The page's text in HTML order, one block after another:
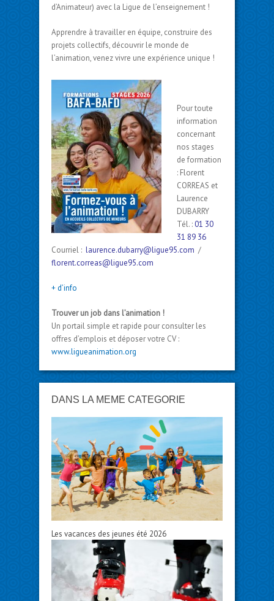
d’Animateur) avec la Ligue de l’enseignement !
Apprendre à travailler en équipe, construire des
projets collectifs, découvrir le monde de
l’animation, venez vivre une expérience unique !
Pour toute
information
concernant
nos stages
de formation
: Florent
CORREAS et
Laurence
DUBARRY
Tél. : 01 30
31 89 36
Courriel : laurence.dubarry@ligue95.com /
florent.correas@ligue95.com
+ d’info
Trouver un job dans l’animation !
Un portail simple et rapide pour consulter les
offres d’emplois et déposer votre CV :
www.ligueanimation.org
DANS LA MÊME CATÉGORIE
Les vacances des jeunes été 2026